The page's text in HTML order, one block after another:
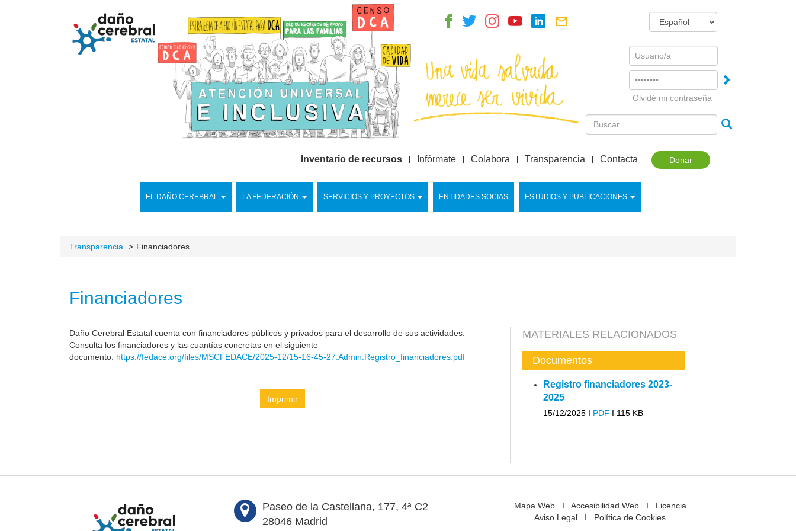
Username
Olvidé mi contraseña
Donar
EL DAÑO CEREBRAL LA FEDERACIÓN SERVICIOS Y PROYECTOS ENTIDADES SOCIAS ESTUDIOS Y PUBLICACIONES
Inventario de recursos Infórmate Colabora Transparencia Contacta
Transparencia Financiadores
Financiadores
Daño Cerebral Estatal cuenta con financiadores públicos y privados para el desarrollo de sus actividades.
Consulta los financiadores y las cuantías concretas en el siguiente
documento: https://fedace.org/files/MSCFEDACE/2025-12/15-16-45-27.Admin.Registro_financiadores.pdf
Imprimir
MATERIALES RELACIONADOS
Documentos
Registro financiadores 2023-
2025
15/12/2025 I PDF I 115 KB
Paseo de la Castellana, 177, 4ª C2
28046 Madrid
Mapa WebI Accesibilidad WebI Licencia
Aviso Legal I Política de Cookies